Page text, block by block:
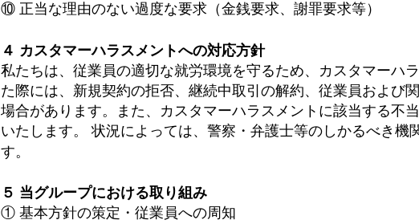
⑩ 正当な理由のない過度な要求（金銭要求、謝罪要求等）
４ カスタマーハラスメントへの対応方針
私たちは、従業員の適切な就労環境を守るため、カスタマーハ
た際には、新規契約の拒否、継続中取引の解約、従業員および
場合があります。また、カスタマーハラスメントに該当する不
いたします。 状況によっては、警察・弁護士等のしかるべき機
す。
５ 当グループにおける取り組み
① 基本方針の策定・従業員への周知